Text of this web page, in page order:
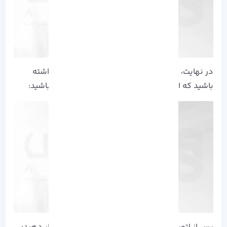
در نهایت، ارتباط برقرار خواهد شد. این را مدنظر داشته
باشید که از قبل باید به اینترنت دسترسی داشته باشید: